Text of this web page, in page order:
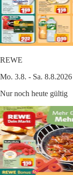
REWE
Mo. 3.8. - Sa. 8.8.2026
Nur noch heute gültig